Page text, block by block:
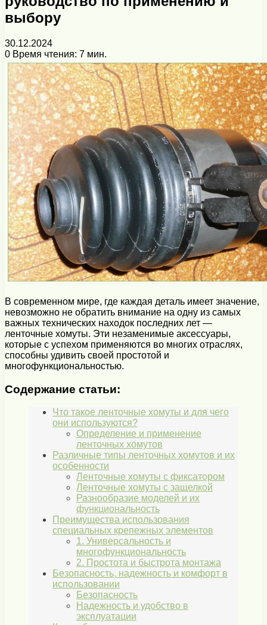
выбору
30.12.2024
0 Время чтения: 7 мин.
В современном мире, где каждая деталь имеет значение,
невозможно не обратить внимание на одну из самых
важных технических находок последних лет —
ленточные хомуты. Эти незаменимые аксессуары,
которые с успехом применяются во многих отраслях,
способны удивить своей простотой и
многофункциональностью.
Содержание статьи:
Что такое ленточные хомуты и для чего
они используются?
Определение и применение
ленточных хомутов
Различные типы ленточных хомутов и их
особенности
Ленточные хомуты с фиксатором
Ленточные хомуты с защелкой
Разнообразие моделей и их
функциональность
Преимущества использования
специальных крепежных элементов
1. Универсальность и
многофункциональность
2. Простота и быстрота монтажа
Безопасность, надежность и комфорт в
использовании
Безопасность
Надежность и удобство в
эксплуатации